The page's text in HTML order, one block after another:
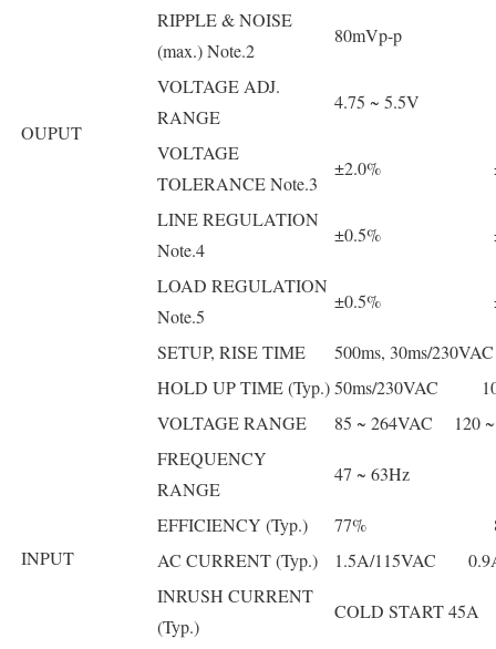
OUPUT
RIPPLE & NOISE
(max.) Note.2
80mVp-p
VOLTAGE ADJ.
RANGE
4.75 ~ 5.5V
VOLTAGE
TOLERANCE Note.3
±2.0%
LINE REGULATION
Note.4
±0.5%
LOAD REGULATION
Note.5
±0.5%
SETUP, RISE TIME
500ms, 30ms/
HOLD UP TIME (Typ.)50ms/230VAC
INPUT
VOLTAGE RANGE
85 ~ 264VAC 120
FREQUENCY
RANGE
47 ~ 63Hz
EFFICIENCY (Typ.) 77%
AC CURRENT (Typ.)
1.5A/115VAC
INRUSH CURRENT
(Typ.)
COLD START 45A